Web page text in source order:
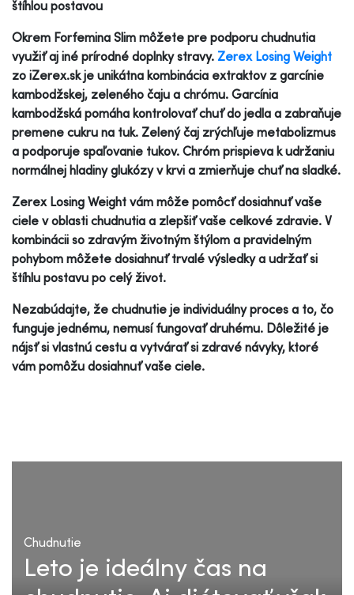
štíhlou postavou
Okrem Forfemina Slim môžete pre podporu chudnutia
využiť aj iné prírodné doplnky stravy. Zerex Losing Weight
zo iZerex.sk je unikátna kombinácia extraktov z garcínie
kambodžskej, zeleného čaju a chrómu. Garcínia
kambodžská pomáha kontrolovať chuť do jedla a zabraňuje
premene cukru na tuk. Zelený čaj zrýchľuje metabolizmus
a podporuje spaľovanie tukov. Chróm prispieva k udržaniu
normálnej hladiny glukózy v krvi a zmierňuje chuť na sladké.
Zerex Losing Weight vám môže pomôcť dosiahnuť vaše
ciele v oblasti chudnutia a zlepšiť vaše celkové zdravie. V
kombinácii so zdravým životným štýlom a pravidelným
pohybom môžete dosiahnuť trvalé výsledky a udržať si
štíhlu postavu po celý život.
Nezabúdajte, že chudnutie je individuálny proces a to, čo
funguje jednému, nemusí fungovať druhému. Dôležité je
nájsť si vlastnú cestu a vytvárať si zdravé návyky, ktoré
vám pomôžu dosiahnuť vaše ciele.
Chudnutie
Leto je ideálny čas na